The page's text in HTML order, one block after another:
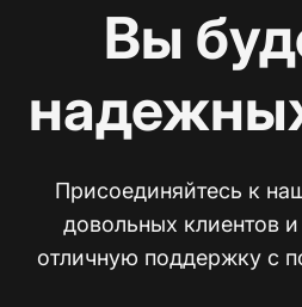
Вы
Присоединяйтесь к
довольных клиентов
отличную поддержку с